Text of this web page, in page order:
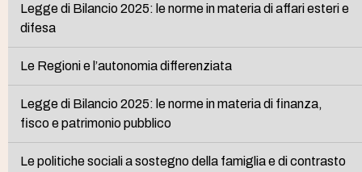
Legge di Bilancio 2025: le norme in materia di affari esteri e
difesa
Le Regioni e l’autonomia differenziata
Legge di Bilancio 2025: le norme in materia di finanza,
fisco e patrimonio pubblico
Le politiche sociali a sostegno della famiglia e di contrasto